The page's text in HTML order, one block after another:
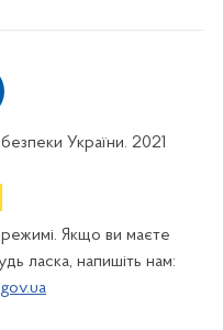
України. 2021
Якщо ви маєте
ласка, напишіть нам: